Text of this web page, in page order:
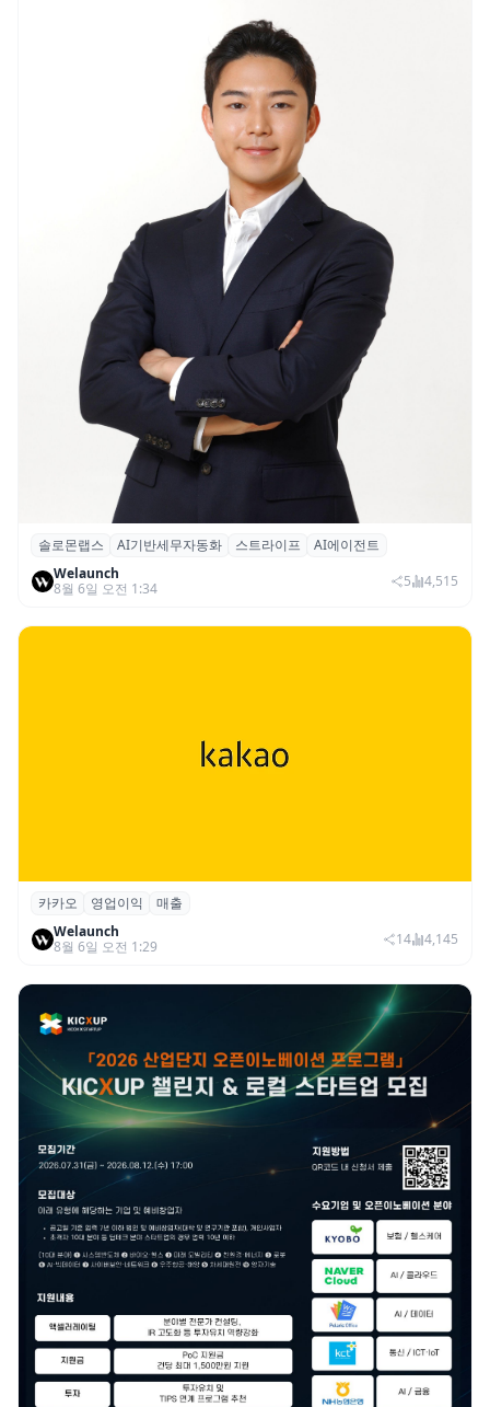
솔로몬랩스, 스트라이프 출신 이창헌 영입…
절세 전략 AI 에이전트 개발 본격화
솔로몬랩스 AI기반세무자동화 스트라이프
AI에이전트
Welaunch
8월 6일 오전 1:34
5 4,515
카카오, 2026년 2분기 매출 2조985억·영업
이익 2770억…역대 분기 최대
카카오 영업이익
매출
Welaunch
8월 6일 오전 1:29
14 4,145